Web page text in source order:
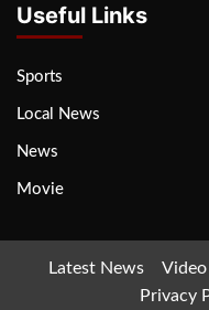
Useful Links
Sports
Local News
News
Movie
Latest News
Privacy